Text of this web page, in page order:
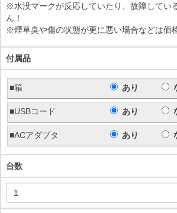
※水没マークが反応していたり、故障してい
ん！
※煙草臭や傷の状態が更に悪い場合などは価
付属品
■箱 あり
■USBコード あり
■ACアダプタ あり
台数